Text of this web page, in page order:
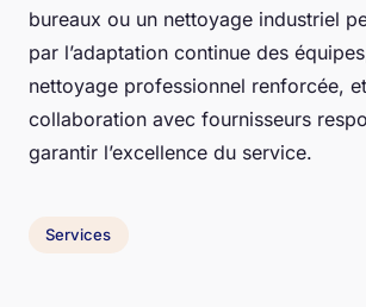
bureaux ou un nettoyage industriel
par l’adaptation continue des
nettoyage professionnel renforcée,
collaboration avec fournisseurs
garantir l’excellence du service.
Services